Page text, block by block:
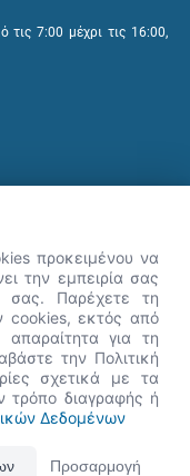
τις 7:00 μέχρι τις 16:00,
Google Chrome, Mozilla Firefox,
η Νόησις.
να σε βοηθήσω
προκειμένου να
την εμπειρία σας
σας. Παρέχετε τη
cookies, εκτός από
για τη
την Πολιτική
σχετικά με τα
τρόπο διαγραφής ή
Δεδομένων
Προσαρμογή